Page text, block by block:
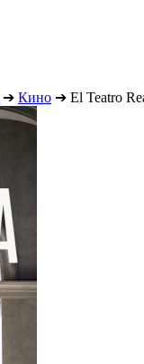
➔ Кино ➔ El Teatro